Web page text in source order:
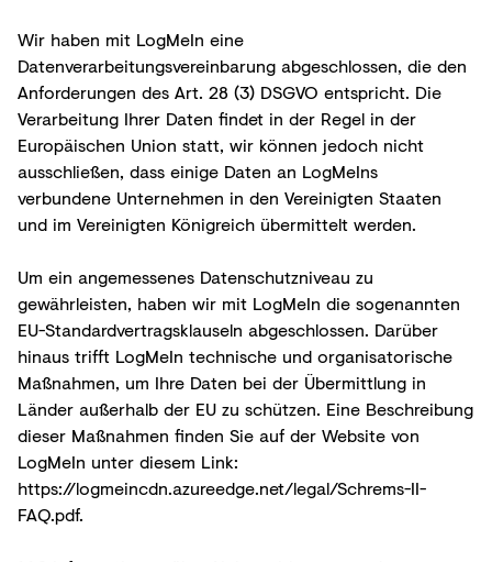
Wir haben mit LogMeIn eine
Datenverarbeitungsvereinbarung abgeschlossen, die den
Anforderungen des Art. 28 (3) DSGVO entspricht. Die
Verarbeitung Ihrer Daten findet in der Regel in der
Europäischen Union statt, wir können jedoch nicht
ausschließen, dass einige Daten an LogMeIns
verbundene Unternehmen in den Vereinigten Staaten
und im Vereinigten Königreich übermittelt werden.
Um ein angemessenes Datenschutzniveau zu
gewährleisten, haben wir mit LogMeIn die sogenannten
EU-Standardvertragsklauseln abgeschlossen. Darüber
hinaus trifft LogMeIn technische und organisatorische
Maßnahmen, um Ihre Daten bei der Übermittlung in
Länder außerhalb der EU zu schützen. Eine Beschreibung
dieser Maßnahmen finden Sie auf der Website von
LogMeIn unter diesem Link:
https://logmeincdn.azureedge.net/legal/Schrems-II-
FAQ.pdf.